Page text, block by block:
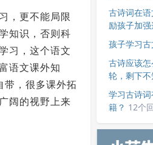
，更不能局限
知识，否则科
习，这个语文
语文课外知
带，很多课外拓
阔的视野上来
古诗词在
励孩子加
孩子学习
古诗应该
轮，剩下
学习古诗
籍？ 12个